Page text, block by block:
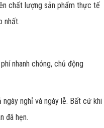
chất lượng sản phẩm thực tế
nhất.
nhanh chóng, chủ động
nghỉ và ngày lễ. Bất cứ khi
đã hẹn.